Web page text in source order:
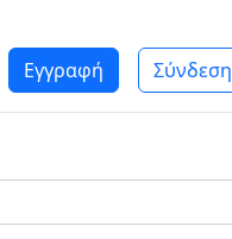
Εγγραφή Σύνδεση